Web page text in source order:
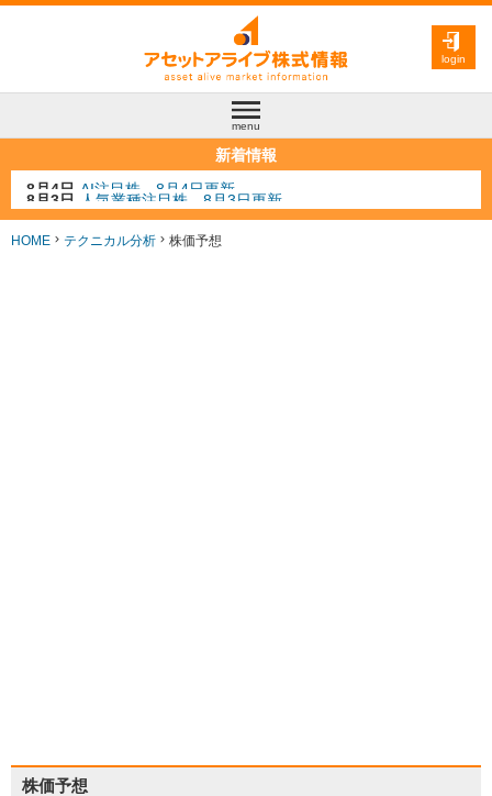
login
menu
新着情報
8月3日 人気業種注目株 8月3日更新
8月2日 金融注目株 8月2日更新
7月29日 日経225シグナル点灯
HOME テクニカル分析 株価予想
株価予想